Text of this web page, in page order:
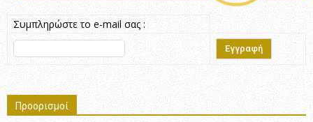
Συμπληρώστε το e-mail σας :
Προορισμοί